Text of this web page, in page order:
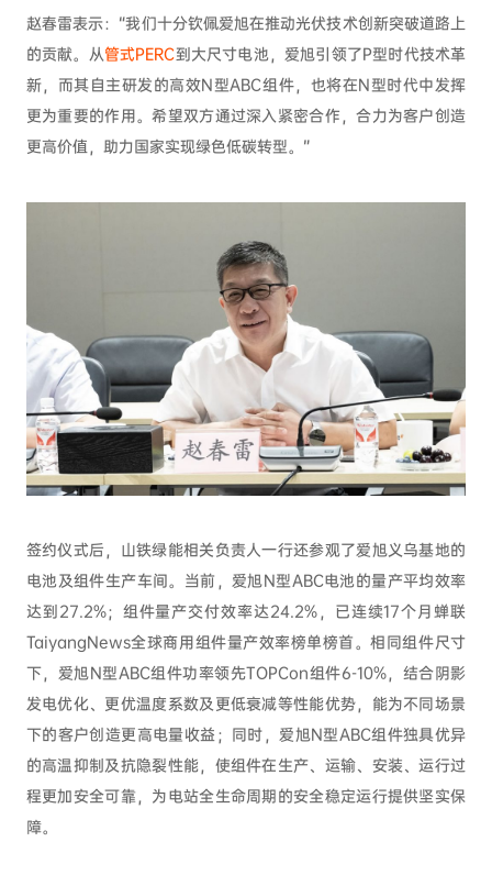
赵春雷表示：“我们十分钦佩爱旭在推动光伏技术创新突破道路上
的贡献。从管式PERC到大尺寸电池，爱旭引领了P型时代技术革
新，而其自主研发的高效N型ABC组件，也将在N型时代中发挥
更为重要的作用。希望双方通过深入紧密合作，合力为客户创造
更高价值，助力国家实现绿色低碳转型。”
签约仪式后，山铁绿能相关负责人一行还参观了爱旭义乌基地的
电池及组件生产车间。当前，爱旭N型ABC电池的量产平均效率
达到27.2%；组件量产交付效率达24.2%，已连续17个月蝉联
TaiyangNews全球商用组件量产效率榜单榜首。相同组件尺寸
下，爱旭N型ABC组件功率领先TOPCon组件6-10%，结合阴影
发电优化、更优温度系数及更低衰减等性能优势，能为不同场景
下的客户创造更高电量收益；同时，爱旭N型ABC组件独具优异
的高温抑制及抗隐裂性能，使组件在生产、运输、安装、运行过
程更加安全可靠，为电站全生命周期的安全稳定运行提供坚实保
障。